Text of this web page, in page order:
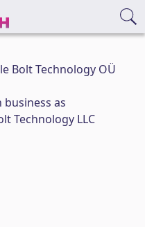
Bolt Technology OÜ
as
Technology LLC